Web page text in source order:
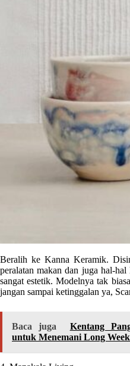
Beralih ke Kanna Keramik.
peralatan makan dan juga hal-
sangat estetik. Modelnya tak
jangan sampai ketinggalan ya,
Baca juga
Kentang
untuk Menemani Long